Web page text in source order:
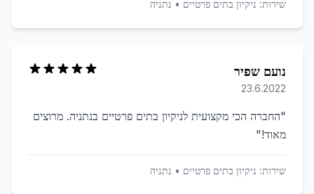
שירות: ניקיון בתים פרטיים • נתניה
נועם שפיר
23.6.2022
"החברה הכי מקצועית לניקיון בתים פרטיים בנתניה. מרוצים
מאוד!"
שירות: ניקיון בתים פרטיים • נתניה